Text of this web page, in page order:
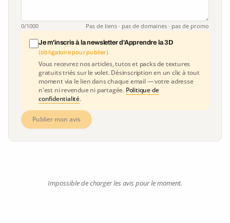
0/1000 Pas de liens · pas de domaines · pas de promo
Je m'inscris à la newsletter d'Apprendre la 3D
(obligatoire pour publier)
Vous recevrez nos articles, tutos et packs de textures
gratuits triés sur le volet. Désinscription en un clic à tout
moment via le lien dans chaque email — votre adresse
n'est ni revendue ni partagée. Politique de
confidentialité.
Publier mon avis
Impossible de charger les avis pour le moment.